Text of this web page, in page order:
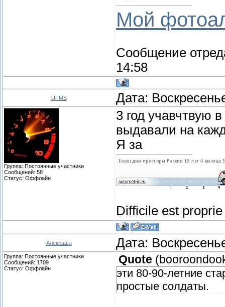
Мой
Сообщение
14:58
UFMS Дата:
Группа: Постоянные участники
Сообщений: 58
Статус: Оффлайн
3 год учавчтвую
выдавали на
Я за
Difficile est
Алексаша Дата:
Группа: Постоянные участники
Сообщений: 1709
Статус: Оффлайн
Quote (
эти 80-90-летние
простые солдаты.